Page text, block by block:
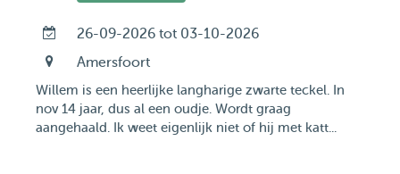
26-09-2026 tot 03-10-2026
Amersfoort
Willem is een heerlijke langharige zwarte teckel. In
nov 14 jaar, dus al een oudje. Wordt graag
aangehaald. Ik weet eigenlijk niet of hij met katt...